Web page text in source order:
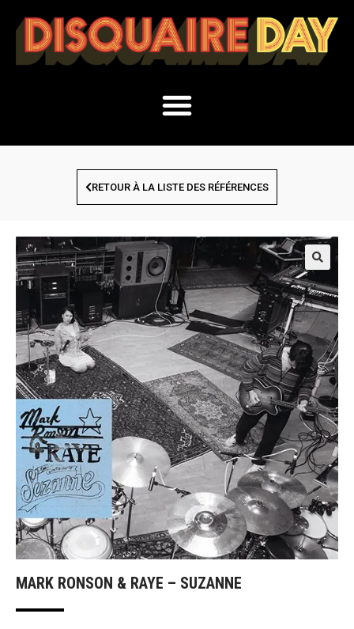
RETOUR À LA LISTE DES RÉFÉRENCES
MARK RONSON & RAYE – SUZANNE